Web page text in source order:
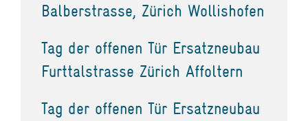
Balberstrasse, Zürich Wollishofen
Tag der offenen Tür Ersatzneubau
Furttalstrasse Zürich Affoltern
Tag der offenen Tür Ersatzneubau